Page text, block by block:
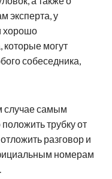
эксперта, у
хорошо
могут
собеседника,
случае самым
трубку от
разговор и
номерам